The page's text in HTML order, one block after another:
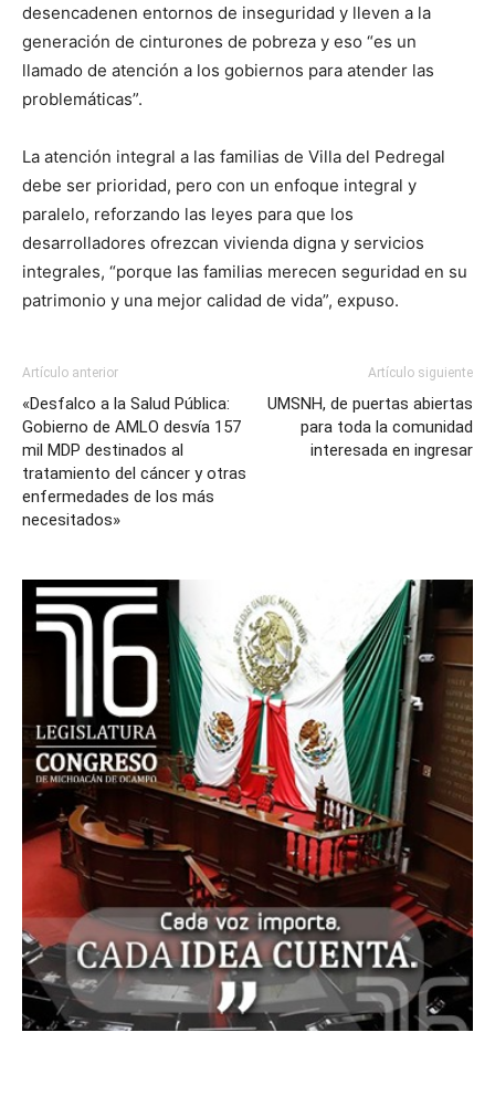
desencadenen entornos de inseguridad y lleven a la
generación de cinturones de pobreza y eso “es un
llamado de atención a los gobiernos para atender las
problemáticas”.
La atención integral a las familias de Villa del Pedregal
debe ser prioridad, pero con un enfoque integral y
paralelo, reforzando las leyes para que los
desarrolladores ofrezcan vivienda digna y servicios
integrales, “porque las familias merecen seguridad en su
patrimonio y una mejor calidad de vida”, expuso.
Artículo anterior
«Desfalco a la Salud Pública:
Gobierno de AMLO desvía 157
mil MDP destinados al
tratamiento del cáncer y otras
enfermedades de los más
necesitados»
Artículo siguiente
UMSNH, de puertas abiertas
para toda la comunidad
interesada en ingresar